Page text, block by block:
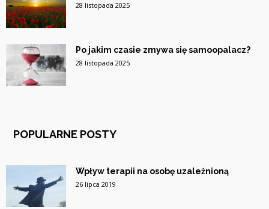
28 listopada 2025
Po jakim czasie zmywa się samoopalacz?
28 listopada 2025
POPULARNE POSTY
Wpływ terapii na osobę uzależnioną
26 lipca 2019